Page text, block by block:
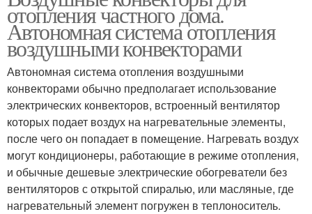
отопления частного дома.
Автономная система отопления
воздушными конвекторами
Автономная система отопления воздушными
конвекторами обычно предполагает использование
электрических конвекторов, встроенный вентилятор
которых подает воздух на нагревательные элементы,
после чего он попадает в помещение. Нагревать воздух
могут кондиционеры, работающие в режиме отопления,
и обычные дешевые электрические обогреватели без
вентиляторов с открытой спиралью, или масляные, где
нагревательный элемент погружен в теплоноситель.